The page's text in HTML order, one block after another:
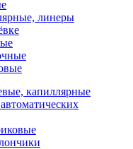
линеры
капиллярные